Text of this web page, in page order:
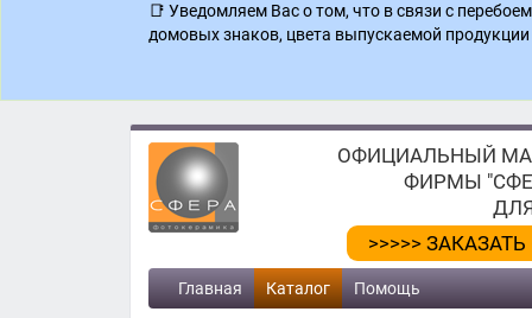
📑 Уведомляем Вас о том, что в связи с
домовых знаков, цвета выпускаемой
ОФИЦИАЛЬНЫЙ
ФИРМЫ
>>>>>
Главная Каталог Помощь